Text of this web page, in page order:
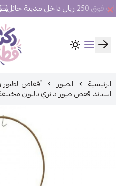
مدينة حائل
ركن قطي
الرئيسية الطيور أقفاص الطيور
استاند قفص طيور دائري باللون